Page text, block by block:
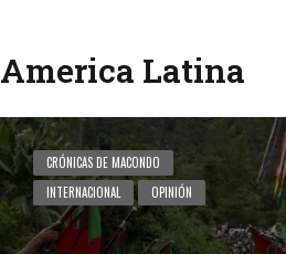
America Latina
CRÓNICAS DE MACONDO
INTERNACIONAL
OPINIÓN